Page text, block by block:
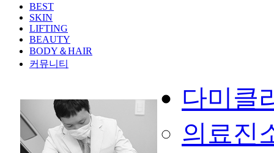
BEST
SKIN
LIFTING
BEAUTY
BODY＆HAIR
커뮤니티
다미클
의료진